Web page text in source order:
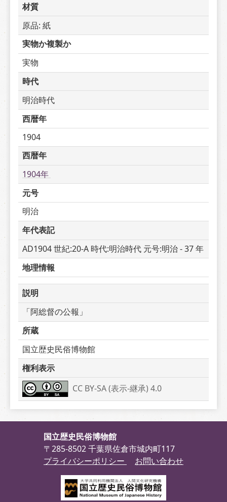
材質
原品: 紙
実物か複製か
実物
時代
明治時代
西暦年
1904
西暦年
1904年
元号
明治
年代表記
AD1904 世紀:20-A 時代:明治時代 元号:明治 - 37 年
地理情報
説明
「阿総督の公報」
所蔵
国立歴史民俗博物館
権利表示
CC BY-SA (表示-継承) 4.0
国立歴史民俗博物館
〒285-8502 千葉県佐倉市城内町117
プライバシーポリシー
お問い合わせ